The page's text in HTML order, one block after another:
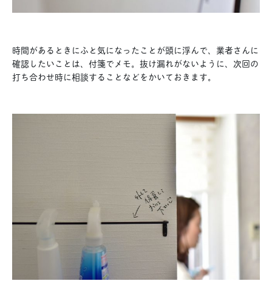
時間があるときにふと気になったことが頭に浮んで、業者さんに
確認したいことは、付箋でメモ。抜け漏れがないように、次回の
打ち合わせ時に相談することなどをかいておきます。